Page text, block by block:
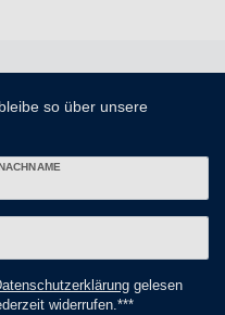
so über unsere
NACHNAME
gelesen
widerrufen.***